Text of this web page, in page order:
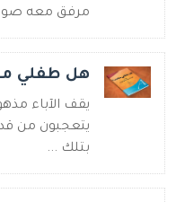
مرفق معه صو
هل طفلي
يقف الآباء
يتعجبون من
بتلك ...